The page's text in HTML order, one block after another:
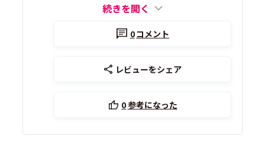
続きを開く
0コメント
レビューをシェア
0参考になった